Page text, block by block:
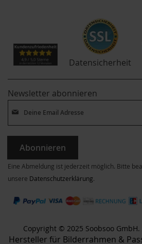
Datensicherheit
Newsletter abonnieren
Abonnieren
Eine Abmeldung ist jederzeit möglich. Bitte
unsere Datenschutzerklärung.
Copyright © 2025 Soobsoo
Hersteller für Bilderrahmen &